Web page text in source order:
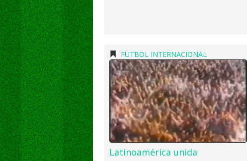
FUTBOL INTERNACIONAL
Latinoamérica unida